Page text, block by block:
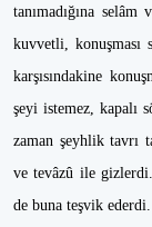
tanımadığına
kuvvetli,
karşısındakine
şeyi istemez, kapalı
zaman şeyhlik tavrı
ve tevâzû ile
de buna teşvik ederdi.